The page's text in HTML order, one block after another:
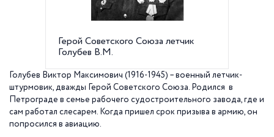
Герой Советского Союза летчик
Голубев В.М.
Голубев Виктор Максимович (1916-1945) – военный летчик-
штурмовик, дважды Герой Советского Союза. Родился в
Петрограде в семье рабочего судостроительного завода, где и
сам работал слесарем. Когда пришел срок призыва в армию, он
попросился в авиацию.